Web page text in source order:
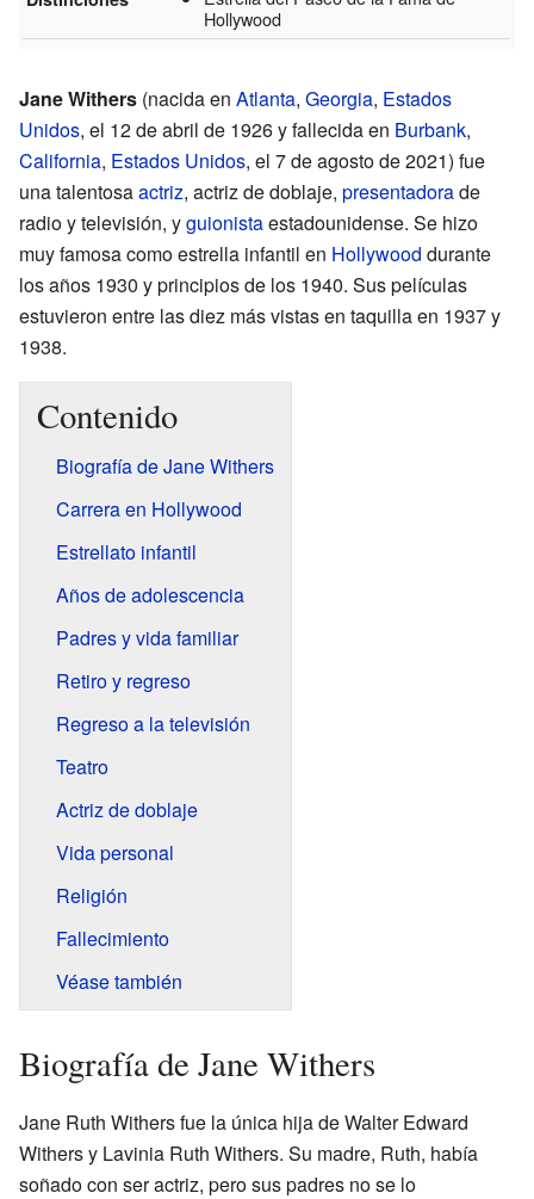
Hollywood
Jane Withers (nacida en Atlanta, Georgia, Estados
Unidos, el 12 de abril de 1926 y fallecida en Burbank,
California, Estados Unidos, el 7 de agosto de 2021) fue
una talentosaactriz, actriz de doblaje, presentadorade
radio y televisión, yguionistaestadounidense. Se hizo
muy famosa como estrella infantil en Hollywood durante
los años 1930 y principios de los 1940. Sus películas
estuvieron entre las diez más vistas en taquilla en 1937 y
1938.
Contenido
Biografía de Jane Withers
Carrera en Hollywood
Estrellato infantil
Años de adolescencia
Padres y vida familiar
Retiro y regreso
Regreso a la televisión
Teatro
Actriz de doblaje
Vida personal
Religión
Fallecimiento
Véase también
Biografía de Jane Withers
Jane Ruth Withers fue la única hija de Walter Edward
Withers y Lavinia Ruth Withers. Su madre, Ruth, había
soñado con ser actriz, pero sus padres no se lo